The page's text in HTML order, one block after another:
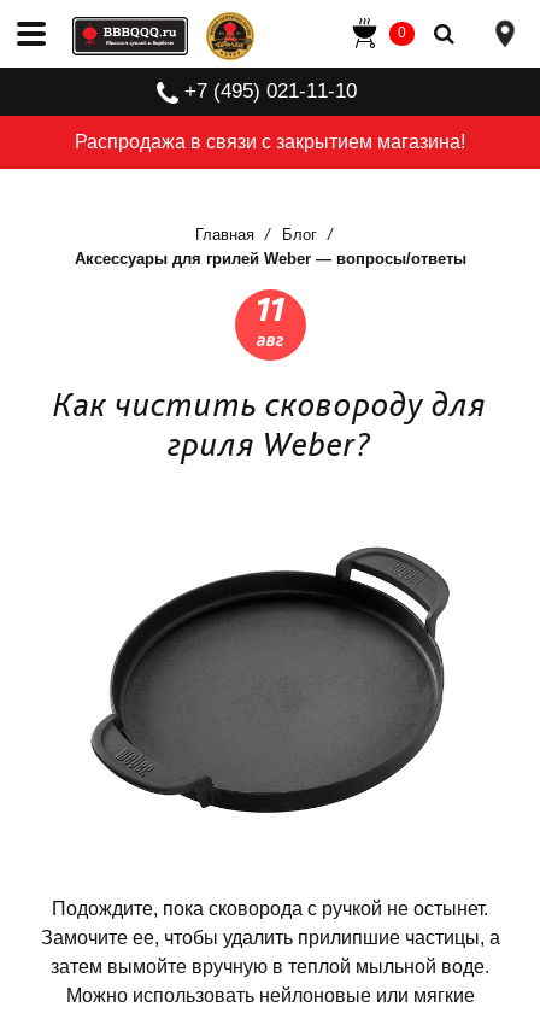
Распродажа в связи с закрытием магазина!
+7 (495) 021-11-10
0
Главная
Блог
Аксессуары для грилей Weber — вопросы/ответы
11
авг
Как чистить сковороду для
гриля Weber?
Подождите, пока сковорода с ручкой не остынет.
Замочите ее, чтобы удалить прилипшие частицы, а
затем вымойте вручную в теплой мыльной воде.
Можно использовать нейлоновые или мягкие